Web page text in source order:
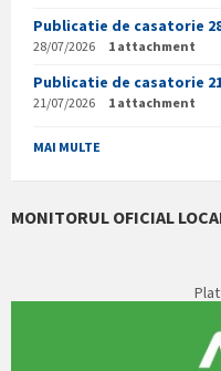
Publicatie de casatorie
28/07/2026 1 attachment
Publicatie de casatorie
21/07/2026 1 attachment
MAI MULTE
MONITORUL OFICIAL